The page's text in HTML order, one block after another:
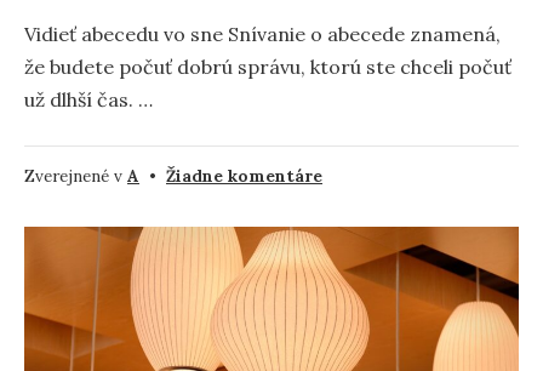
Vidieť abecedu vo sne Snívanie o abecede znamená,
že budete počuť dobrú správu, ktorú ste chceli počuť
už dlhší čas. …
Zverejnené v A • Žiadne komentárena
–
význam
a
symbolika
snov